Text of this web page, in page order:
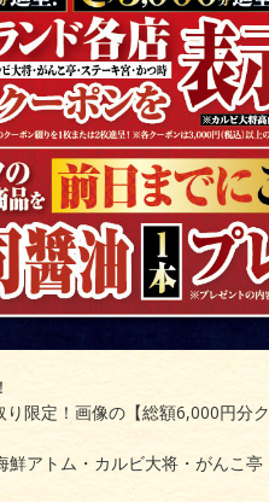
限定！画像の【総額6,000円分
アトム・カルビ大将・がんこ